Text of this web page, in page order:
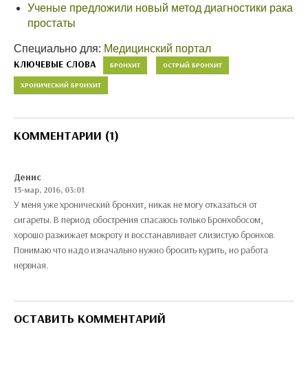
Ученые предложили новый метод диагностики рака
простаты
Специально для: Медицинский портал
КЛЮЧЕВЫЕ СЛОВА БРОНХИТ ОСТРЫЙ БРОНХИТ
ХРОНИЧЕСКИЙ БРОНХИТ
КОММЕНТАРИИ (1)
Денис
15-мар, 2016, 03:01
У меня уже хронический бронхит, никак не могу отказаться от
сигареты. В период обострения спасаюсь только Бронхобосом,
хорошо разжижает мокроту и восстанавливает слизистую бронхов.
Понимаю что надо изначально нужно бросить курить, но работа
нервная.
ОСТАВИТЬ КОММЕНТАРИЙ